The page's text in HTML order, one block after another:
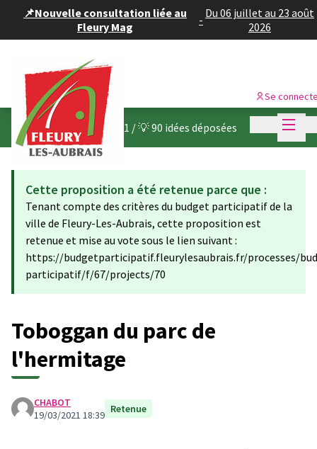
📌Nouvelle consultation liée au
Fleury Mag
- Du 06 juillet au 23 août
2026
Menu
Se
Budget participatif 2021 /💡 90 idées déposées Menu
Cette proposition a été retenue parce que :
Tenant compte des critères du budget participatif de la
ville de Fleury-Les-Aubrais, cette proposition est
retenue et mise au vote sous le lien suivant :
https://budgetparticipatif.fleurylesaubrais.fr/processes/
participatif/f/67/projects/70
Toboggan du parc de
l'hermitage
CHABOT
19/03/2021 18:39 Retenue
Panneau de gestion des cookies